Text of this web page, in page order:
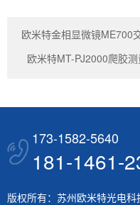
欧米特金相显微镜ME700
欧米特MT-PJ2000爬胶
173-1582-5640
181-1461-
版权所有：苏州欧米特光电科